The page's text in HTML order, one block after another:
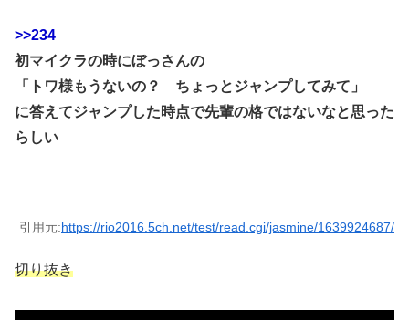
>>234
初マイクラの時にぼっさんの
「トワ様もうないの？ ちょっとジャンプしてみて」
に答えてジャンプした時点で先輩の格ではないなと思った
らしい
引用元:https://rio2016.5ch.net/test/read.cgi/jasmine/1639924687/
切り抜き